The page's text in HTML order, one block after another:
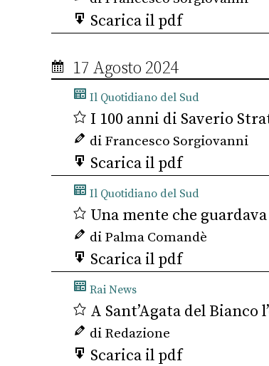
Scarica il pdf
17 Agosto 2024
Il Quotidiano del Sud
I 100 anni di Saverio
di Francesco Sorgiovanni
Scarica il pdf
Il Quotidiano del Sud
Una mente che
di Palma Comandè
Scarica il pdf
Rai News
A Sant’Agata del
di Redazione
Scarica il pdf